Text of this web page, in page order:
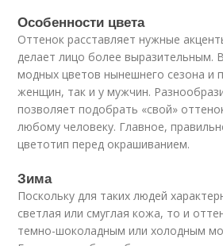
Особенности цвета
Оттенок расставляет нужные
делает лицо более выразительным.
модных цветов нынешнего сезона и
женщин, так и у мужчин.
позволяет подобрать «свой»
любому человеку. Главное,
цветотип перед окрашиванием.
Зима
Поскольку для таких людей
светлая или смуглая кожа, то и
темно-шоколадным или холодным